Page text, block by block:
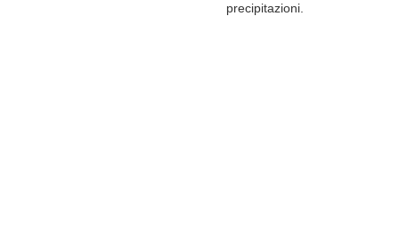
precipitazioni.